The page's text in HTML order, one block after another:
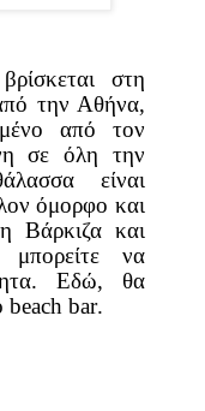
στη
την Αθήνα,
από τον
σε όλη την
είναι
όμορφο και
Βάρκιζα και
να
Εδώ, θα
beach bar.